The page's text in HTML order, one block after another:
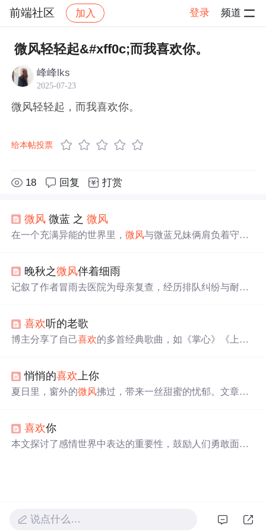
前端社区 加入 登录 频道
社区 前端社区 感慨 帖子详情
微风轻轻起&#xff0c;而我喜欢你。
峰峰lks
2025-07-23
微风轻轻起，而我喜欢你。
给本帖投票
18 回复 打赏
微风 微蓝 之微风
在一个充满异能的世界里，微风与微蓝兄妹俩肩负着守护
晚秋之微风伴着细雨
记叙了作者冒雨去医院为母亲复查，经历排队纠纷与耐心
的共鸣和生活哲理的思考。
喜欢听的老歌
博主分享了自己喜欢的多首经典歌曲，如《掌心》《上海
家人的情感。
悄悄的喜欢上你
夏日里，窗外的微风拂过，带来一丝甜蜜的忧郁。文章讲
的温暖与慰藉，表达了对于遇见这样一个人的幸福感受。
喜欢你
本文探讨了感情世界中表达的重要性，鼓励人们勇敢面对
说点什么…